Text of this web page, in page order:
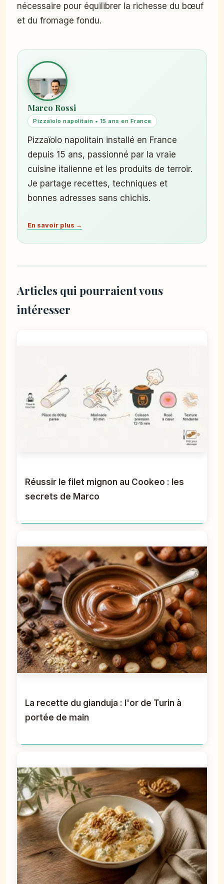
nécessaire pour équilibrer la richesse du bœuf
et du fromage fondu.
Marco Rossi
Pizzaïolo napolitain • 15 ans en France
Pizzaïolo napolitain installé en France
depuis 15 ans, passionné par la vraie
cuisine italienne et les produits de terroir.
Je partage recettes, techniques et
bonnes adresses sans chichis.
En savoir plus →
Articles qui pourraient vous
intéresser
Réussir le filet mignon au Cookeo : les
secrets de Marco
La recette du gianduja : l'or de Turin à
portée de main